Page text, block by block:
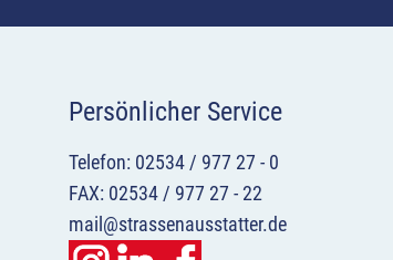
Persönlicher Service
Telefon: 02534 / 977 27 - 0
FAX: 02534 / 977 27 - 22
mail@strassenausstatter.de